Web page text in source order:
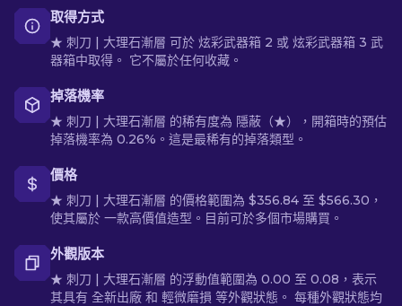
取得方式
★ 刺刀 | 大理石漸層 可於 炫彩武器箱 2 或 炫彩武器箱 3 武
器箱中取得。 它不屬於任何收藏。
掉落機率
★ 刺刀 | 大理石漸層 的稀有度為 隱蔽（★），開箱時的預估
掉落機率為 0.26%。這是最稀有的掉落類型。
價格
★ 刺刀 | 大理石漸層 的價格範圍為 $356.84 至 $566.30，
使其屬於 一款高價值造型。目前可於多個市場購買。
外觀版本
★ 刺刀 | 大理石漸層 的浮動值範圍為 0.00 至 0.08，表示
其具有 全新出廠 和 輕微磨損 等外觀狀態。 每種外觀狀態均